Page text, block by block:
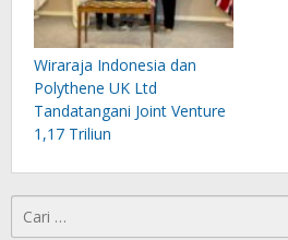
Wiraraja Indonesia dan
Polythene UK Ltd
Tandatangani Joint Venture
1,17 Triliun
untuk: